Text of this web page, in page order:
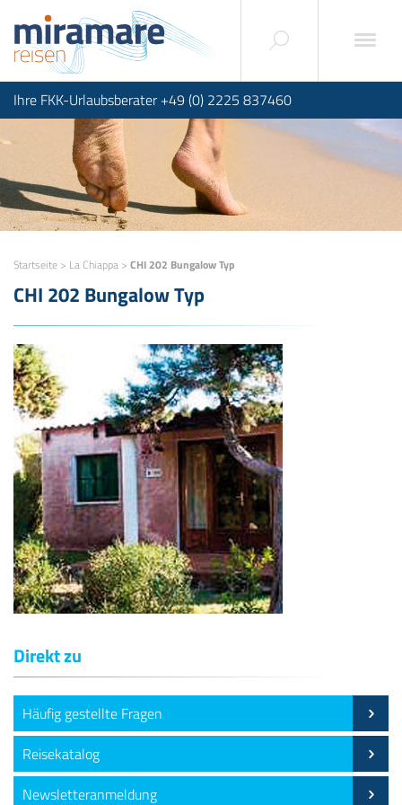
Ihre FKK-Urlaubsberater +49 (0) 2225 837460
Startseite > La Chiappa > CHI 202 Bungalow Typ
CHI 202 Bungalow Typ
Direkt zu
Häufig gestellte Fragen
Reisekatalog
Newsletteranmeldung